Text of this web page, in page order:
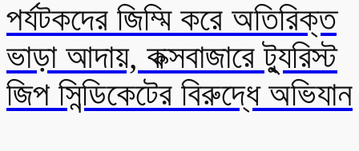
পর্যটকদের জিম্মি করে অতিরিক্ত
ভাড়া আদায়, কক্সবাজারে ট্যুরিস্ট
জিপ সিন্ডিকেটের বিরুদ্ধে অভিযান